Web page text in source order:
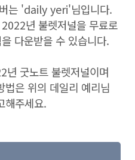
는 'daily yeri'님입니다.
년 불렛저널을 무료로
다운받을 수 있습니다.
년 굿노트 불렛저널이며
법은 위의 데일리 예리님
해주세요.